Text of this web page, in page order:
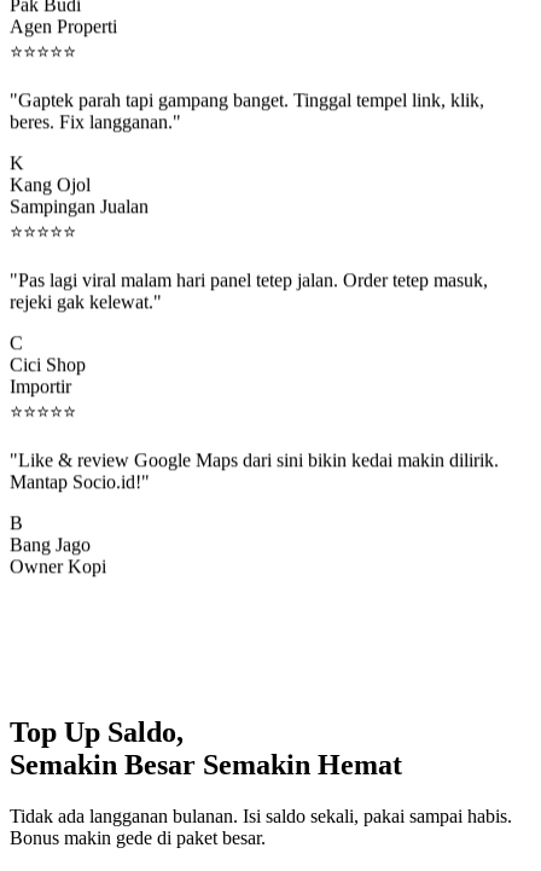
Agen Properti
⭐⭐⭐⭐⭐
beres. Fix langganan."
Kang Ojol
Sampingan Jualan
⭐⭐⭐⭐⭐
rejeki gak kelewat."
Cici Shop
Importir
⭐⭐⭐⭐⭐
Mantap Socio.id!"
Bang Jago
Owner Kopi
Top Up Saldo,
Semakin Besar Semakin Hemat
Tidak ada langganan bulanan. Isi saldo sekali, pakai sampai habis.
Bonus makin gede di paket besar.